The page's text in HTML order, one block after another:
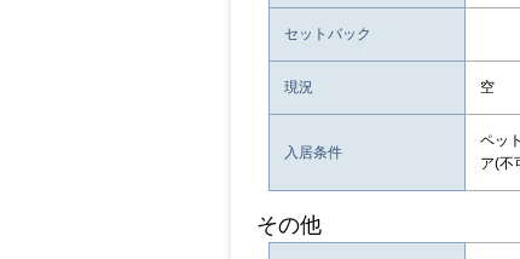
セットバック
現況 空
入居条件
ペッ
ア(不
その他